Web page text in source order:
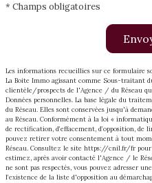
* Champs obligatoires
Les informations recueillies sur ce formulaire
La Boite Immo agissant comme Sous-traitant
clientèle/prospects de l'Agence / du Réseau
Données personnelles. La base légale du
du Réseau. Elles sont conservées jusqu'à
au Réseau. Conformément à la loi «
de rectification, d’effacement, d’opposition,
pouvez retirer votre consentement à tout
Réseau. Consultez le site https://cnil.fr/frpour
estimez, après avoir contacté l'Agence / le
ne sont pas respectés, vous pouvez adresser
l’existence de la liste d'opposition au